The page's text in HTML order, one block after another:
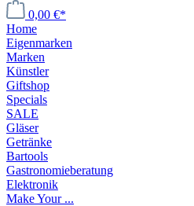
0,00 €*
Home
Eigenmarken
Marken
Künstler
Giftshop
Specials
SALE
Gläser
Getränke
Bartools
Gastronomieberatung
Elektronik
Make Your ...